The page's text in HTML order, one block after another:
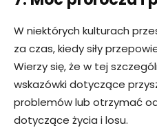
W niektórych kulturach
za czas, kiedy siły
Wierzy się, że w tej
wskazówki dotyczące
problemów lub otrzymać
dotyczące życia i losu.